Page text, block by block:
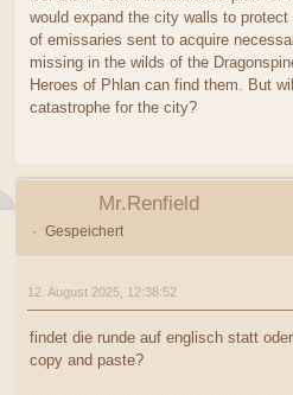
would expand the city walls to
of emissaries sent to acquire
missing in the wilds of the
Heroes of Phlan can find them. But
catastrophe for the city?
Mr.Renfield
Gespeichert
12. August 2025, 12:38:52
findet die runde auf englisch statt
copy and paste?